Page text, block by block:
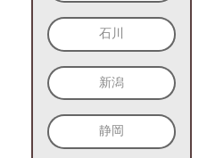
石川
新潟
静岡